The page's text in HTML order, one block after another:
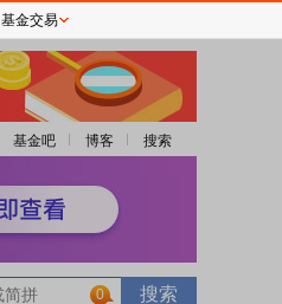
基金吧 博客 搜索
0
基金交易